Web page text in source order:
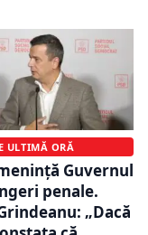
ULTIMĂ ORĂ
Guvernul
penale.
„Dacă